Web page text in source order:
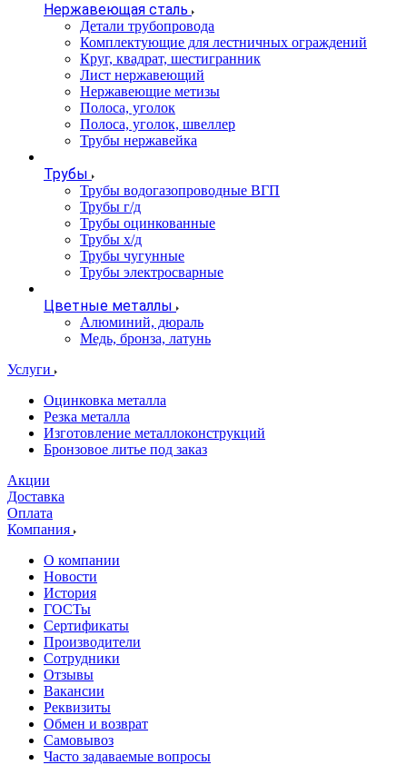
Нержавеющая сталь
Детали трубопровода
Комплектующие для лестничных ограждений
Круг, квадрат, шестигранник
Лист нержавеющий
Нержавеющие метизы
Полоса, уголок
Полоса, уголок, швеллер
Трубы нержавейка
Трубы
Трубы водогазопроводные ВГП
Трубы г/д
Трубы оцинкованные
Трубы х/д
Трубы чугунные
Трубы электросварные
Цветные металлы
Алюминий, дюраль
Медь, бронза, латунь
Услуги
Оцинковка металла
Резка металла
Изготовление металлоконструкций
Бронзовое литье под заказ
Акции
Доставка
Оплата
Компания
О компании
Новости
История
ГОСТы
Сертификаты
Производители
Сотрудники
Отзывы
Вакансии
Реквизиты
Обмен и возврат
Самовывоз
Часто задаваемые вопросы